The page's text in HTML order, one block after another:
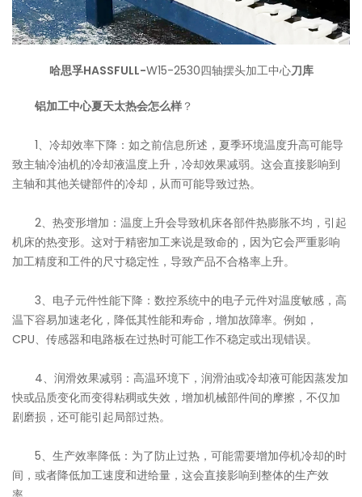
哈思孚HASSFULL-W15-2530四轴摆头加工中心刀库
铝加工中心夏天太热会怎么样 ？
1、冷却效率下降：如之前信息所述，夏季环境温度升高可能导
致主轴冷油机的冷却液温度上升，冷却效果减弱。这会直接影响到
主轴和其他关键部件的冷却，从而可能导致过热。
2、热变形增加：温度上升会导致机床各部件热膨胀不均，引起
机床的热变形。这对于精密加工来说是致命的，因为它会严重影响
加工精度和工件的尺寸稳定性，导致产品不合格率上升。
3、电子元件性能下降：数控系统中的电子元件对温度敏感，高
温下容易加速老化，降低其性能和寿命，增加故障率。例如，
CPU、传感器和电路板在过热时可能工作不稳定或出现错误。
4、润滑效果减弱：高温环境下，润滑油或冷却液可能因蒸发加
快或品质变化而变得粘稠或失效，增加机械部件间的摩擦，不仅加
剧磨损，还可能引起局部过热。
5、生产效率降低：为了防止过热，可能需要增加停机冷却的时
间，或者降低加工速度和进给量，这会直接影响到整体的生产效